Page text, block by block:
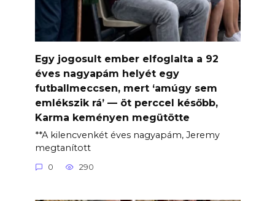
Egy jogosult ember elfoglalta a 92
éves nagyapám helyét egy
futballmeccsen, mert ‘amúgy sem
emlékszik rá’ — öt perccel később,
Karma keményen megütötte
**A kilencvenkét éves nagyapám, Jeremy
megtanított
0 290